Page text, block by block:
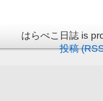
はらぺこ日誌 is
投稿